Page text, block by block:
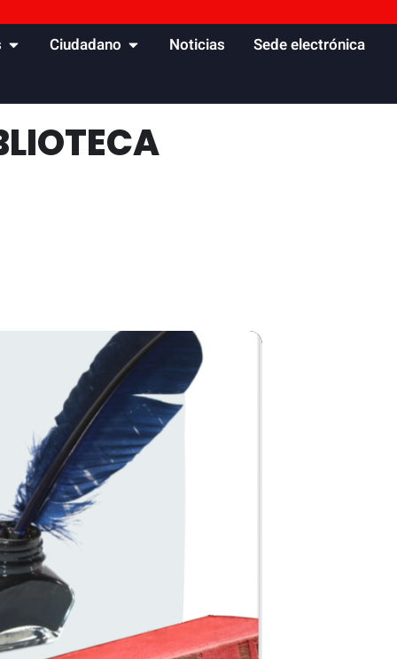
Ciudadano Noticias Sede electrónica